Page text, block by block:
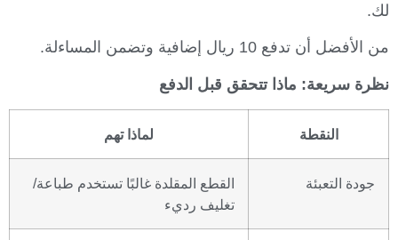
لك.
من الأفضل أن تدفع 10 ريال إضافية وتضمن المساءلة.
نظرة سريعة: ماذا تتحقق قبل الدفع
النقطة لماذا تهم
جودة التعبئة
القطع المقلدة غالبًا تستخدم طباعة/
تغليف رديء